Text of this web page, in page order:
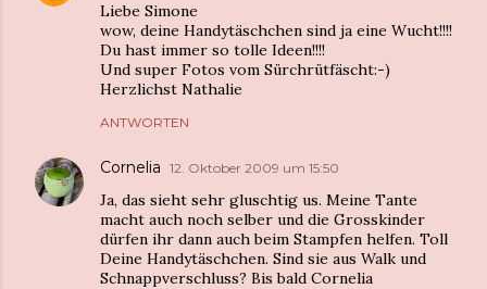
Liebe Simone
wow, deine Handytäschchen sind ja eine Wucht!!!!
Du hast immer so tolle Ideen!!!!
Und super Fotos vom Sürchrütfäscht:-)
Herzlichst Nathalie
ANTWORTEN
Cornelia 12. Oktober 2009 um 15:50
Ja, das sieht sehr gluschtig us. Meine Tante
macht auch noch selber und die Grosskinder
dürfen ihr dann auch beim Stampfen helfen. Toll
Deine Handytäschchen. Sind sie aus Walk und
Schnappverschluss? Bis bald Cornelia